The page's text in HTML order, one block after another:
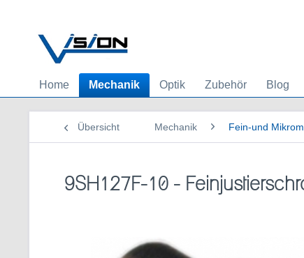
Home Mechanik Optik Zubehör Blog
Übersicht Mechanik Fein-und
9SH127F-10 -